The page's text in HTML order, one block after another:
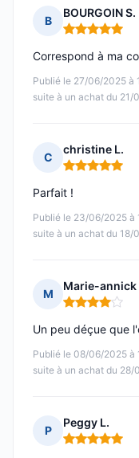
B
BOURGOIN S.
Note : 5 sur 5
Publié le 27/06/2025 à
suite à un achat du 21/
Correspond à ma
C
christine L.
Note : 5 sur 5
Publié le 23/06/2025 à
suite à un achat du 18/
Parfait !
M
Marie-annick
Note : 4 sur 5
Publié le 08/06/2025 à
suite à un achat du 28/
Un peu déçue que
P
Peggy L.
Note : 5 sur 5